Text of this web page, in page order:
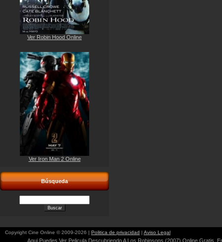
Ver Robin Hood Online
Ver Iron Man 2 Online
Búsqueda
Copyright Cine Online © 2009-2026 | Politica de privacidad | Aviso Legal
Aqui Puedes Ver Pelicula Descubriendo A Los Robinsons (2007) Online Gratis,